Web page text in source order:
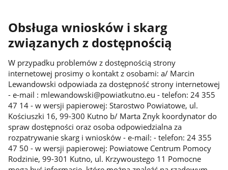
Obsługa wniosków i skarg
związanych z dostępnością
W przypadku problemów z dostępnością strony
internetowej prosimy o kontakt z osobami: a/ Marcin
Lewandowski odpowiada za dostępność strony internetowej
- e-mail : mlewandowski@powiatkutno.eu - telefon: 24 355
47 14 - w wersji papierowej: Starostwo Powiatowe, ul.
Kościuszki 16, 99-300 Kutno b/ Marta Znyk koordynator do
spraw dostępności oraz osoba odpowiedzialna za
rozpatrywanie skarg i wniosków - e-mail: - telefon: 24 355
47 50 - w wersji papierowej: Powiatowe Centrum Pomocy
Rodzinie, 99-301 Kutno, ul. Krzywoustego 11 Pomocne